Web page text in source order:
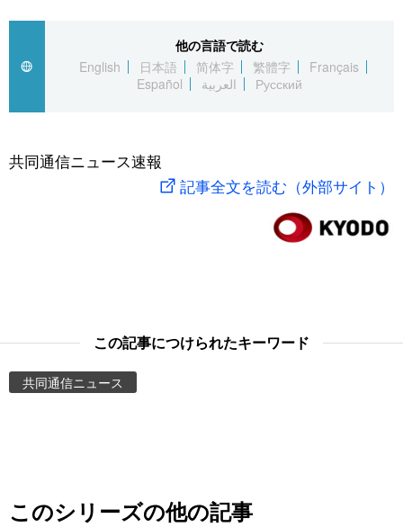
スポーツ・東京2020
Topics
Images
他の言語で読む
English
日本語 简体字 繁體字
Français
Español
العربية Русский
共同通信ニュース速報
記事全文を読む（外部サイト）
この記事につけられたキーワード
共同通信ニュース
このシリーズの他の記事